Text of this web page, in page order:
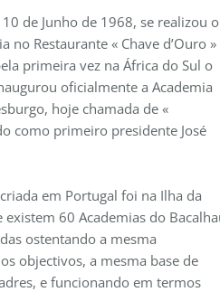
de Junho de 1968, se realizou o
Restaurante « Chave d’Ouro »
primeira vez na África do Sul o
oficialmente a Academia
hoje chamada de «
como primeiro presidente José
em Portugal foi na Ilha da
60 Academias do
ostentando a mesma
objectivos, a mesma base de
e funcionando em termos